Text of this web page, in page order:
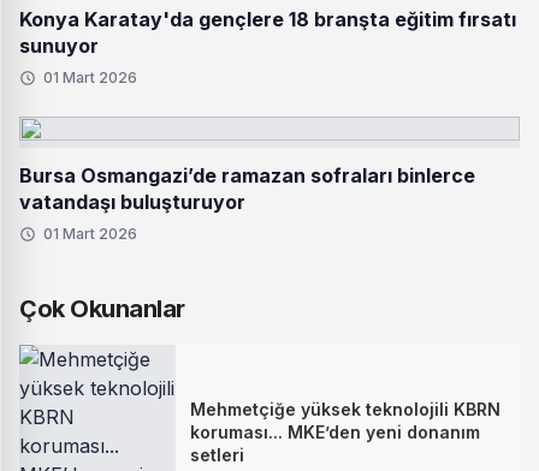
Konya Karatay'da gençlere 18 branşta eğitim fırsatı
sunuyor
01 Mart 2026
Bursa Osmangazi’de ramazan sofraları binlerce
vatandaşı buluşturuyor
01 Mart 2026
Çok Okunanlar
Mehmetçiğe yüksek teknolojili KBRN
koruması... MKE’den yeni donanım
setleri